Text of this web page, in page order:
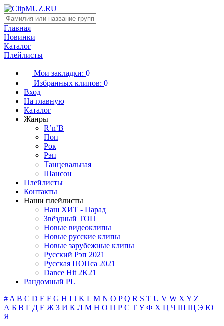
Главная
Новинки
Каталог
Плейлисты
Мои закладки: 0
Избранных клипов: 0
Вход
На главную
Каталог
Жанры
R’n’B
Поп
Рок
Рэп
Танцевальная
Шансон
Плейлисты
Контакты
Наши плейлисты
Наш ХИТ - Парад
Звёздный ТОП
Новые видеоклипы
Новые русские клипы
Новые зарубежные клипы
Русский Рэп 2021
Русская ПОПса 2021
Dance Hit 2K21
Рандомный PL
# A B C D E F G H I J K L M N O P Q R S T U V W X Y Z
А Б В Г Д Е Ж З И К Л М Н О П Р С Т У Ф Х Ц Ч Ш Щ Э Ю
Я